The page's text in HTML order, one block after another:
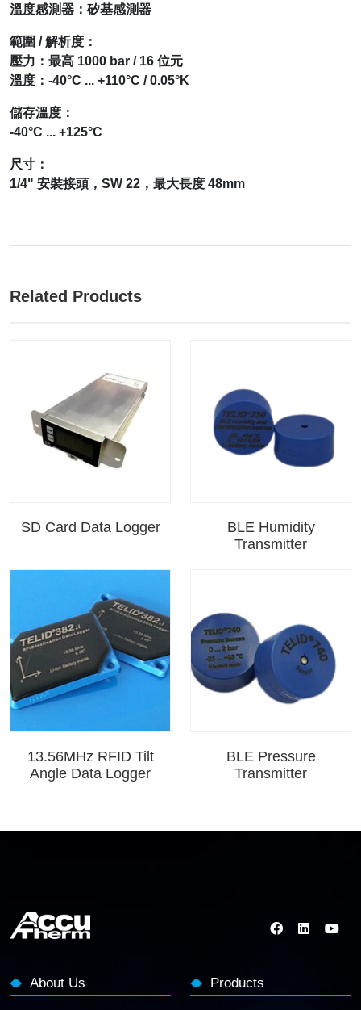
溫度感測器：矽基感測器
範圍 / 解析度：
壓力：最高 1000 bar / 16 位元
溫度：-40°C ... +110°C / 0.05°K
儲存溫度：
-40°C ... +125°C
尺寸：
1/4" 安裝接頭，SW 22，最大長度 48mm
Related Products
SD Card Data Logger
BLE Humidity
Transmitter
13.56MHz RFID Tilt
Angle Data Logger
BLE Pressure
Transmitter
About Us Products